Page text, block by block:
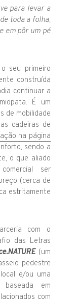
para levar a
toda a folha,
em pôr um pé
seu primeiro
construída
continuar a
É um
de mobilidade
cadeiras de
na página
sendo a
o que aliado
ser
(cerca de
estritamente
com o
das Letras
(um
pedestre
e/ou uma
baseada em
com